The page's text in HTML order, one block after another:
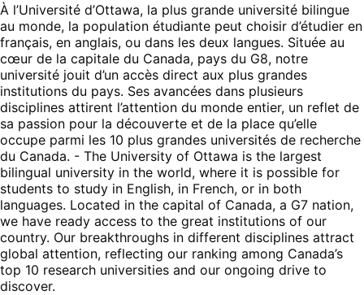
À l’Université d’Ottawa, la plus grande université bilingue
au monde, la population étudiante peut choisir d’étudier en
français, en anglais, ou dans les deux langues. Située au
cœur de la capitale du Canada, pays du G8, notre
université jouit d’un accès direct aux plus grandes
institutions du pays. Ses avancées dans plusieurs
disciplines attirent l’attention du monde entier, un reflet de
sa passion pour la découverte et de la place qu’elle
occupe parmi les 10 plus grandes universités de recherche
du Canada. - The University of Ottawa is the largest
bilingual university in the world, where it is possible for
students to study in English, in French, or in both
languages. Located in the capital of Canada, a G7 nation,
we have ready access to the great institutions of our
country. Our breakthroughs in different disciplines attract
global attention, reflecting our ranking among Canada’s
top 10 research universities and our ongoing drive to
discover.